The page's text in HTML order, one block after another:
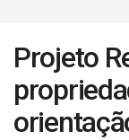
Projeto